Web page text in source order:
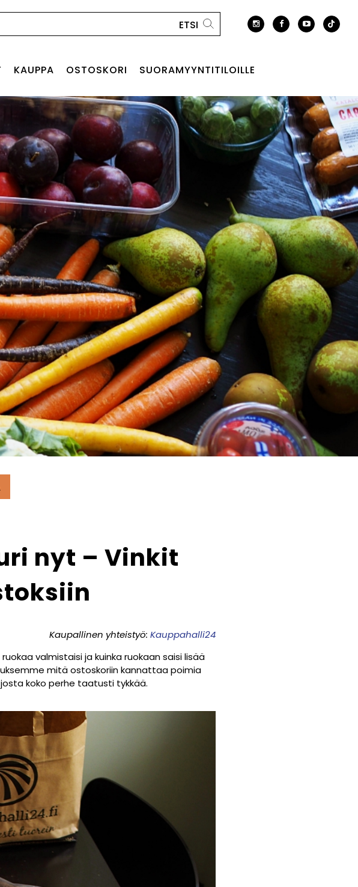
KAUPPA OSTOSKORI SUORAMYYNTITILOILLE
nyt – Vinkit
Kaupallinen yhteistyö: Kauppahalli24
valmistaisi ja kuinka ruokaan saisi lisää
mitä ostoskoriin kannattaa poimia
koko perhe taatusti tykkää.